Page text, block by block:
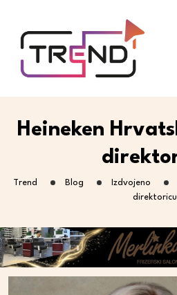
Heineken
Trend Blog Izdvojeno
direktoricu